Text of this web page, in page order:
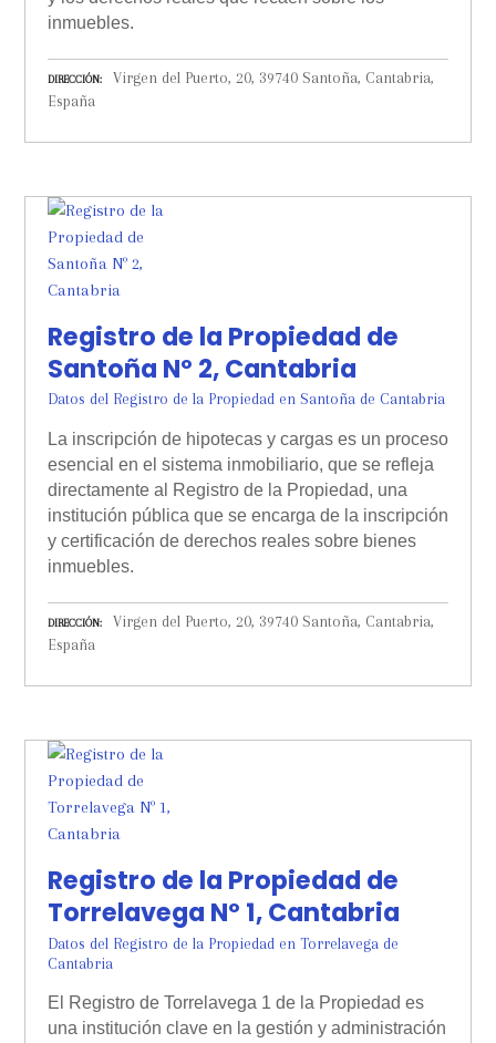
inmuebles.
DIRECCIÓN
Virgen del Puerto, 20, 39740 Santoña, Cantabria,
España
Registro de la Propiedad de
Santoña Nº 2, Cantabria
Datos del Registro de la Propiedad en Santoña de Cantabria
La inscripción de hipotecas y cargas es un proceso
esencial en el sistema inmobiliario, que se refleja
directamente al Registro de la Propiedad, una
institución pública que se encarga de la inscripción
y certificación de derechos reales sobre bienes
inmuebles.
DIRECCIÓN
Virgen del Puerto, 20, 39740 Santoña, Cantabria,
España
Registro de la Propiedad de
Torrelavega Nº 1, Cantabria
Datos del Registro de la Propiedad en Torrelavega de
Cantabria
El Registro de Torrelavega 1 de la Propiedad es
una institución clave en la gestión y administración